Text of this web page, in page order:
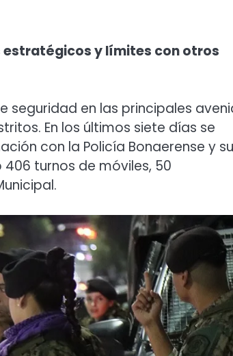
estratégicos y límites con otros
seguridad en las principales
En los últimos siete días se
con la Policía Bonaerense y su
turnos de móviles, 50